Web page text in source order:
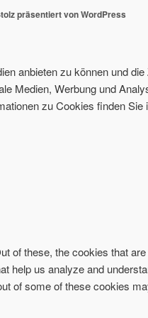
präsentiert von WordPress
anbieten zu können und
Medien, Werbung und
zu Cookies finden
of these, the cookies that
us analyze and
of some of these cookies